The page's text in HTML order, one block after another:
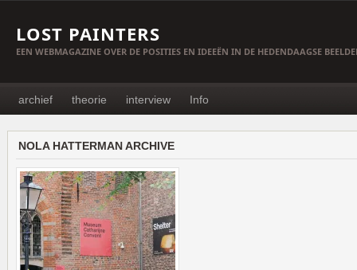
LOST PAINTERS
EEN WEBMAGAZINE OVER DE POSITIES EN IDEEËN IN DE HEDENDAAGSE
archief theorie interview Info
NOLA HATTERMAN ARCHIVE